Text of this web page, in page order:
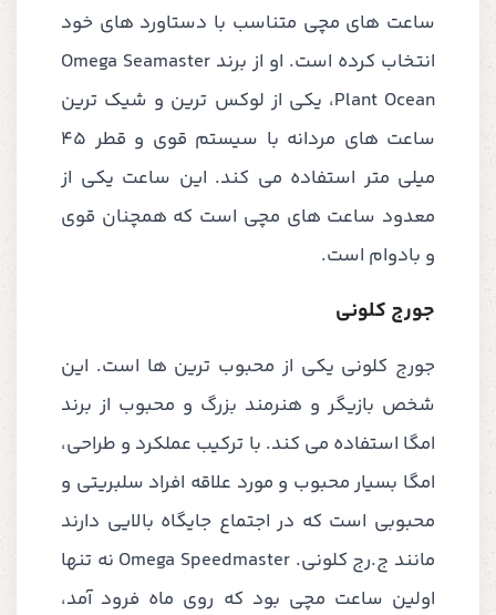
ساعت های مچی متناسب با دستاورد های خود
انتخاب کرده است. او از برند Omega Seamaster
Plant Ocean، یکی از لوکس ترین و شیک ترین
ساعت های مردانه با سیستم قوی و قطر 45
میلی متر استفاده می کند. این ساعت یکی از
معدود ساعت های مچی است که همچنان قوی
و بادوام است.
جورج کلونی
جورج کلونی یکی از محبوب ترین ها است. این
شخص بازیگر و هنرمند بزرگ و محبوب از برند
امگا استفاده می کند. با ترکیب عملکرد و طراحی،
امگا بسیار محبوب و مورد علاقه افراد سلبریتی و
محبوبی است که در اجتماع جایگاه بالایی دارند
مانند ج.رج کلونی. Omega Speedmaster نه تنها
اولین ساعت مچی بود که روی ماه فرود آمد،